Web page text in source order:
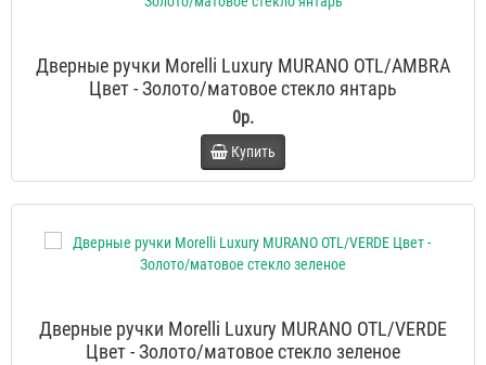
Дверные ручки Morelli Luxury MURANO OTL/AMBRA
Цвет - Золото/матовое стекло янтарь
0р.
Купить
Дверные ручки Morelli Luxury MURANO OTL/VERDE
Цвет - Золото/матовое стекло зеленое